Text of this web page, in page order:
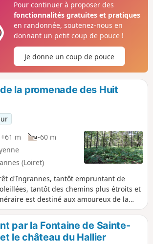
Pour continuer à proposer des
fonctionnalités gratuites et pratiques
en randonnée, soutenez-nous en
donnant un petit coup de pouce !
Je donne un coup de pouce
la promenade des Huit
+61 m
-60 m
(Loiret)
d'Ingrannes, tantôt empruntant de
tantôt des chemins plus étroits et
est destiné aux amoureux de la
les grands animaux sauvages ou bien
ou bien encore pour sentir et respirer
et des villages.
par la Fontaine de Sainte-
le château du Hallier